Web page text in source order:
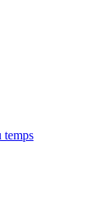
temps